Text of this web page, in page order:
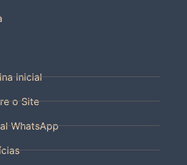
inicial
o Site
WhatsApp